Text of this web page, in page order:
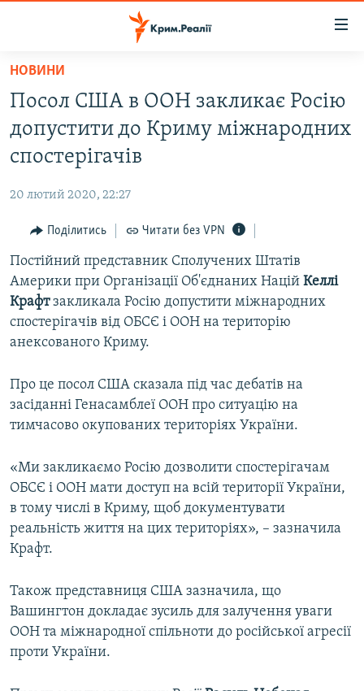
Перейти
основного
матеріалу
Перейти
до
основної
Перейти
пошуку
ВІДЕО ТА ФОТО
БЛОГИ
ПОГЛЯД
ІНТЕРВ'Ю
ВСЕ ЗА ДЕНЬ
СПЕЦПРОЕКТИ
ДЕПОРТАЦІЯ
ВІДЕОУРОКИ «ELIFBE»
СВІДЧЕННЯ ОКУПАЦІЇ
ІНФОГРАФІКА
ЯК ОБІЙТИ БЛОКУВАННЯ
Русский
Qırımtatar
ДОЛУЧАЙСЯ!
Усі сайти RFE/RL
НОВИНИ
Посол США в ООН закликає Росію
допустити до Криму міжнародних
спостерігачів
20 лютий 2020, 22:27
Поділитись Читати без VPN
Постійний представник Сполучених Штатів
Америки при Організації Об'єднаних Націй Келлі
Крафтзакликала Росію допустити міжнародних
спостерігачів від ОБСЄ і ООН на територію
анексованого Криму.
Про це посол США сказала під час дебатів на
засіданні Генасамблеї ООН про ситуацію на
тимчасово окупованих територіях України.
«Ми закликаємо Росію дозволити спостерігачам
ОБСЄ і ООН мати доступ на всій території України,
в тому числі в Криму, щоб документувати
реальність життя на цих територіях», – зазначила
Крафт.
Також представниця США зазначила, що
Вашингтон докладає зусиль для залучення уваги
ООН та міжнародної спільноти до російської агресії
проти України.